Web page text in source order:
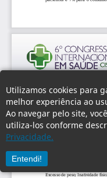
Utilizamos cookies para
melhor experiência ao
Ao navegar pelo site,
utiliza-los conforme
Privacidade.
Entendi!